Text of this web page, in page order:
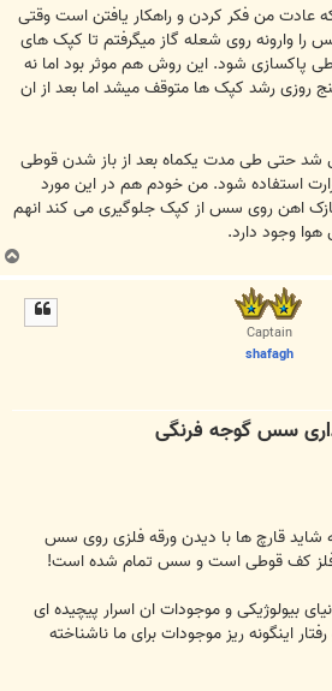
عادت من فکر کردن و راهکار یافتن است وقتی
را وارونه روی شعله گاز میگرفتم تا کپک های
پاکسازی شود. این روش هم موثر بود اما نه
روزی رشد کپک ها متوقف میشد اما بعد از ان
حتی طی مدت یکماه بعد از باز شدن قوطی
استفاده شود. من خودم هم در این مورد
اهن روی سس از کپک جلوگیری می کند انهم
وجود دارد.
Captain
shafagh
شاید قارچ ها با دیدن ورقه فلزی روی سس
فلز کف قوطی است و سس تمام شده است!
بیولوژیکی و موجودات ان اسرار پیچیده ای
اینگونه ریز موجودات برای ما ناشناخته